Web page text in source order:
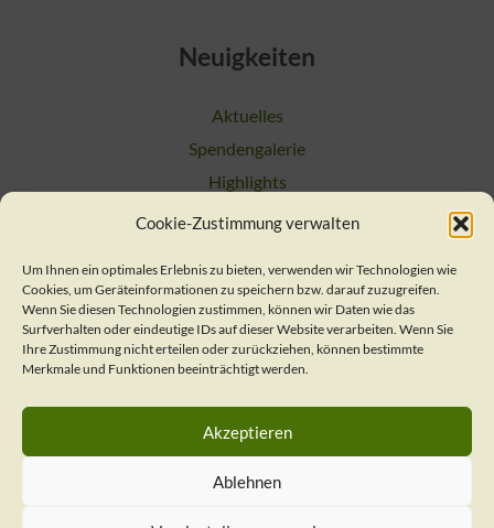
Cookie-Zustimmung verwalten
Um Ihnen ein optimales Erlebnis zu bieten, verwenden wir Technologien wie
Cookies, um Geräteinformationen zu speichern bzw. darauf zuzugreifen.
Wenn Sie diesen Technologien zustimmen, können wir Daten wie das
Surfverhalten oder eindeutige IDs auf dieser Website verarbeiten. Wenn Sie
Ihre Zustimmung nicht erteilen oder zurückziehen, können bestimmte
Merkmale und Funktionen beeinträchtigt werden.
Akzeptieren
Ablehnen
Neuigkeiten
Aktuelles
Spendengalerie
Highlights
Suchen
Kontakt
Verein / Geschäftsstelle
Nachsorgeteam
Presse
Impressum